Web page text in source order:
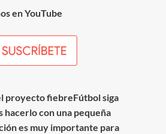
en YouTube
proyecto fiebreFútbol siga
hacerlo con una pequeña
es muy importante para